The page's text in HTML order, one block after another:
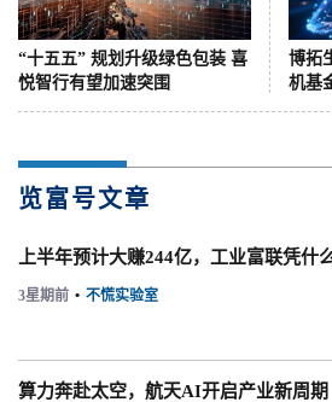
“十五五” 规划升级绿色包装 喜
悦智行有望加速突围
博拓
机基
览富号文章
上半年预计大赚244亿，工业富联凭什
3星期前 • 不慌实验室
算力奔赴太空，航天AI开启产业新周期